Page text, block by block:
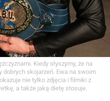
Kiedy słyszymy, że na
dobrych skojarzeń. Ewa na swoim
nie tylko zdjęcia i filmiki z
a także jaką dietę stosuje.